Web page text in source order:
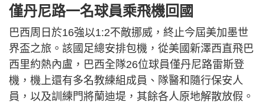
僅丹尼路一名球員乘飛機回國
巴西周日於16強以1:2不敵挪威，終止今屆美加墨世
界盃之旅。該國足總安排包機，從美國新澤西直飛巴
西里約熱內盧，巴西全隊26位球員僅丹尼路雷斯登
機，機上還有多名教練組成員、隊醫和隨行保安人
員，以及訓練門將蘭迪堤，其餘各人原地解散放假。